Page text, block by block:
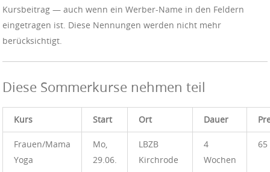
Kursbeitrag — auch wenn ein Werber-Name in den Feldern
eingetragen ist. Diese Nennungen werden nicht mehr
berücksichtigt.
Diese Sommerkurse nehmen teil
Kurs Start Ort Dauer
Frauen/Mama
Yoga
Mo,
29.06.
LBZB
Kirchrode
4
Wochen
65